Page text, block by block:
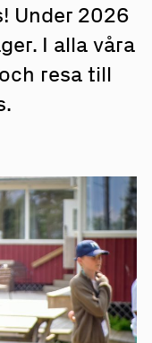
Under 2026
I alla våra
resa till